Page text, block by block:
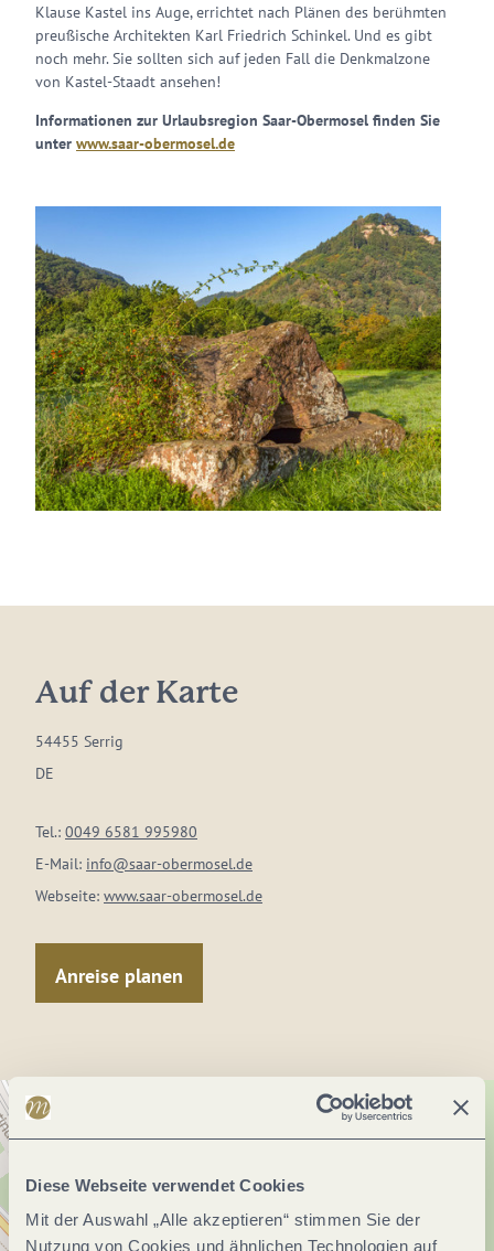
Diese Webseite verwendet Cookies
Mit der Auswahl „Alle akzeptieren“ stimmen Sie der
Nutzung von Cookies und ähnlichen Technologien auf
Klause Kastel ins Auge, errichtet nach Plänen des berühmten
preußische Architekten Karl Friedrich Schinkel. Und es gibt
noch mehr. Sie sollten sich auf jeden Fall die Denkmalzone
von Kastel-Staadt ansehen!
Informationen zur Urlaubsregion Saar-Obermosel finden Sie
unter www.saar-obermosel.de
Auf der Karte
54455 Serrig
DE
Tel.: 0049 6581 995980
E-Mail: info@saar-obermosel.de
Webseite: www.saar-obermosel.de
Anreise planen